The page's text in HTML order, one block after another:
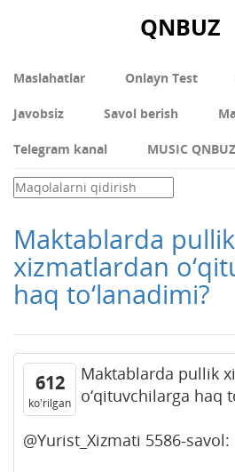
QNBUZ
Maslahatlar Onlayn Test
Javobsiz Savol berish
Telegram kanal MUSIC QNBUZ
Maktablarda pullik
xizmatlardan
haq to‘lanadimi?
612
ko'rilgan
Maktablarda pullik
o‘qituvchilarga haq
@Yurist_Xizmati 5586-savol: